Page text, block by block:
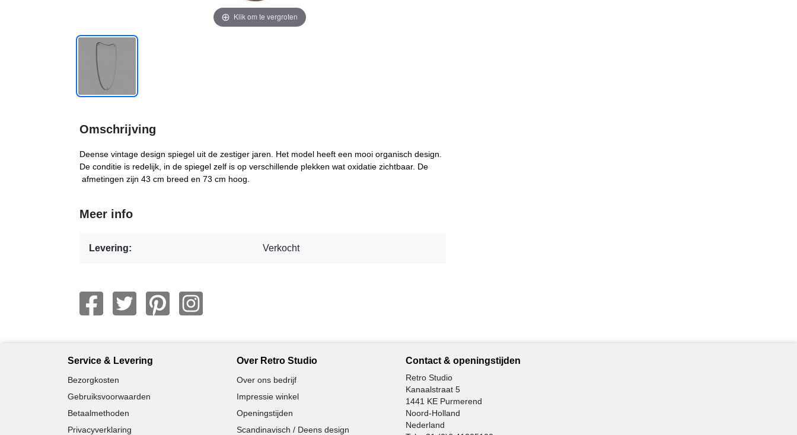
Klik om te vergroten
Omschrijving
Deense vintage design spiegel uit de zestiger jaren. Het model heeft een mooi organisch design.
De conditie is redelijk, in de spiegel zelf is op verschillende plekken wat oxidatie zichtbaar. De
afmetingen zijn 43 cm breed en 73 cm hoog.
Meer info
Levering: Verkocht
Service & Levering
Bezorgkosten
Gebruiksvoorwaarden
Betaalmethoden
Privacyverklaring
Over Retro Studio
Over ons bedrijf
Impressie winkel
Openingstijden
Scandinavisch / Deens design
Contact & openingstijden
Retro Studio
Kanaalstraat 5
1441 KE Purmerend
Noord-Holland
Nederland